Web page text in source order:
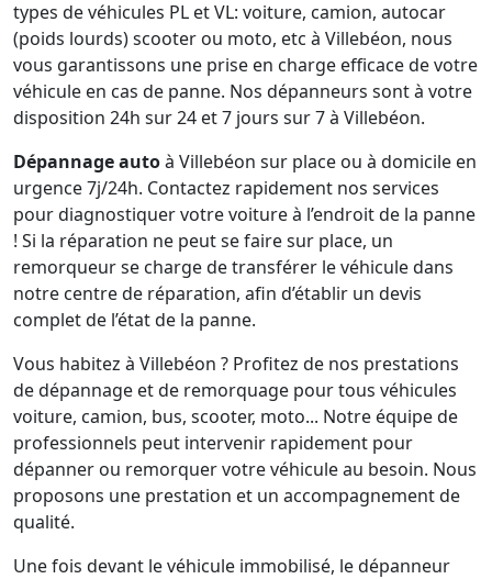
types de véhicules PL et VL: voiture, camion, autocar
(poids lourds) scooter ou moto, etc à Villebéon, nous
vous garantissons une prise en charge efficace de votre
véhicule en cas de panne. Nos dépanneurs sont à votre
disposition 24h sur 24 et 7 jours sur 7 à Villebéon.
Dépannage autoà Villebéon sur place ou à domicile en
urgence 7j/24h. Contactez rapidement nos services
pour diagnostiquer votre voiture à l’endroit de la panne
! Si la réparation ne peut se faire sur place, un
remorqueur se charge de transférer le véhicule dans
notre centre de réparation, afin d’établir un devis
complet de l’état de la panne.
Vous habitez à Villebéon ? Profitez de nos prestations
de dépannage et de remorquage pour tous véhicules
voiture, camion, bus, scooter, moto... Notre équipe de
professionnels peut intervenir rapidement pour
dépanner ou remorquer votre véhicule au besoin. Nous
proposons une prestation et un accompagnement de
qualité.
Une fois devant le véhicule immobilisé, le dépanneur